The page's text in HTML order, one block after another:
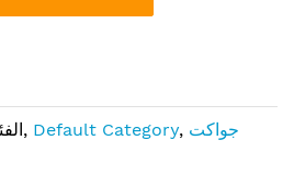
, Default Category, جواكت